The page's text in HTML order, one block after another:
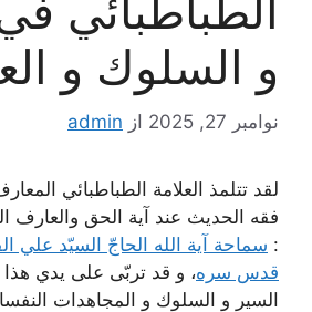
الطباطبائي
و السلوك و
نوامبر 27, 2025 از admin
لقد تتلمذ العلامة الطباطبائي
فقه الحديث عند آية الحق والعارف
: سماحة آية الله الحاجّ السيّد علي
قدس سره، و قد تربّى على يدي هذا
السير و السلوك و المجاهدات